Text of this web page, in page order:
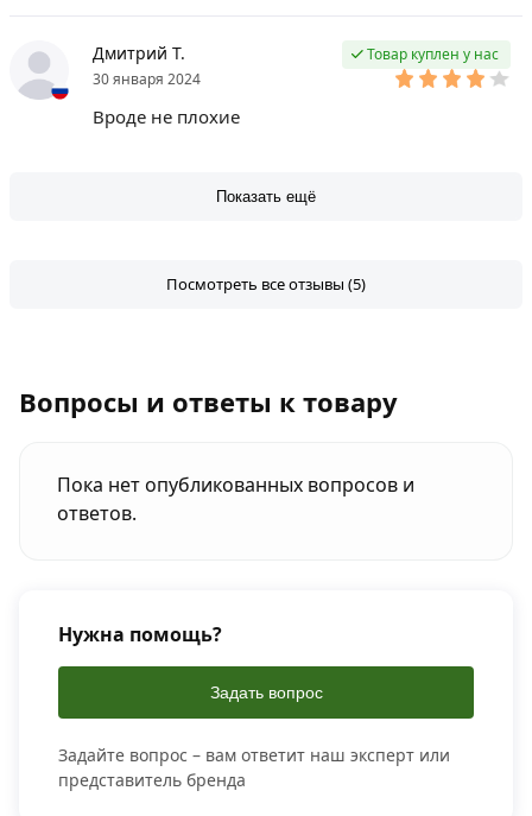
Дмитрий Т.
30 января 2024
Товар куплен у нас
Вроде не плохие
Показать ещё
Посмотреть все отзывы (5)
Вопросы и ответы к товару
Пока нет опубликованных вопросов и
ответов.
Нужна помощь?
Задать вопрос
Задайте вопрос – вам ответит наш эксперт или
представитель бренда